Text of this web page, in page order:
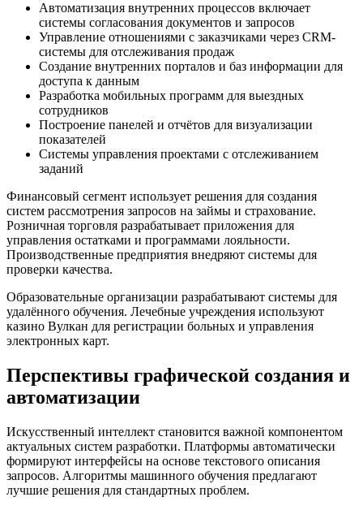
Автоматизация внутренних процессов включает
системы согласования документов и запросов
Управление отношениями с заказчиками через CRM-
системы для отслеживания продаж
Создание внутренних порталов и баз информации для
доступа к данным
Разработка мобильных программ для выездных
сотрудников
Построение панелей и отчётов для визуализации
показателей
Системы управления проектами с отслеживанием
заданий
Финансовый сегмент использует решения для создания
систем рассмотрения запросов на займы и страхование.
Розничная торговля разрабатывает приложения для
управления остатками и программами лояльности.
Производственные предприятия внедряют системы для
проверки качества.
Образовательные организации разрабатывают системы для
удалённого обучения. Лечебные учреждения используют
казино Вулкан для регистрации больных и управления
электронных карт.
Перспективы графической создания и
автоматизации
Искусственный интеллект становится важной компонентом
актуальных систем разработки. Платформы автоматически
формируют интерфейсы на основе текстового описания
запросов. Алгоритмы машинного обучения предлагают
лучшие решения для стандартных проблем.